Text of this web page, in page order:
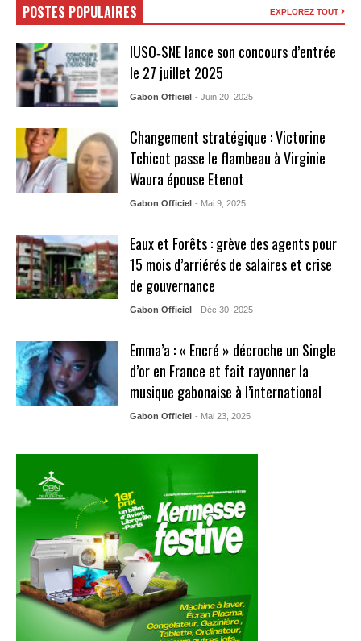
POSTES POPULAIRES EXPLOREZ TOUT
IUSO‑SNE lance son concours d’entrée
le 27 juillet 2025
Gabon Officiel - Juin 20, 2025
Changement stratégique : Victorine
Tchicot passe le flambeau à Virginie
Waura épouse Etenot
Gabon Officiel - Mai 9, 2025
Eaux et Forêts : grève des agents pour
15 mois d’arriérés de salaires et crise
de gouvernance
Gabon Officiel - Déc 30, 2025
Emma’a : « Encré » décroche un Single
d’or en France et fait rayonner la
musique gabonaise à l’international
Gabon Officiel - Mai 23, 2025